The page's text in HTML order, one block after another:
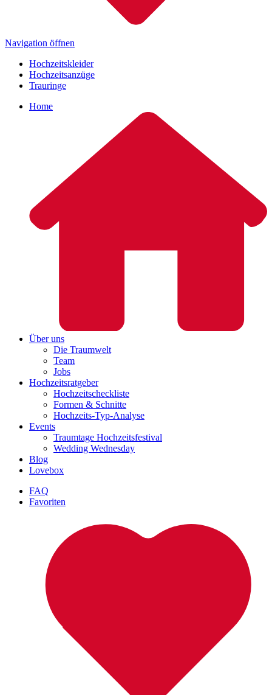
Navigation öffnen
Hochzeitskleider
Hochzeitsanzüge
Trauringe
Home
Über uns
Die Traumwelt
Team
Jobs
Hochzeitsratgeber
Hochzeitscheckliste
Formen & Schnitte
Hochzeits-Typ-Analyse
Events
Traumtage Hochzeitsfestival
Wedding Wednesday
Blog
Lovebox
FAQ
Favoriten